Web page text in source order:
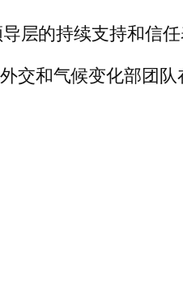
层的持续支持和信任
交和气候变化部团